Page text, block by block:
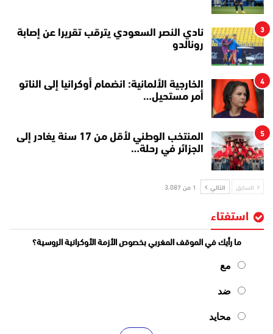
3
نادي النصر السعودي يترقب تقريرا عن إصابة
رونالدو
4
الخارجية الألمانية: انضمام أوكرانيا إلى الناتو
أمر مستحيل…
5
المنتخب الوطني لأقل من 17 سنة يغادر إلى
الجزائر في رحلة…
السابق التالي 1 من 3٬087
استفتاء
ما رأيك في الموقف المغربي بخصوص الأزمة الأوكرانية الروسية؟
مع
ضد
محايد